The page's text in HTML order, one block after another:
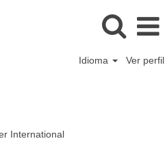
Idioma Ver perfil
International(página